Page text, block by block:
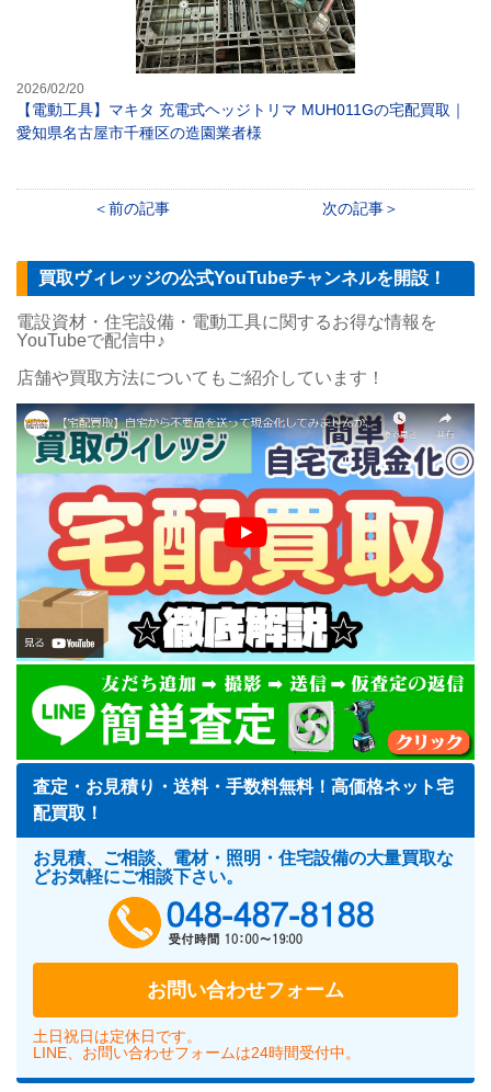
2026/02/20
【電動工具】マキタ 充電式ヘッジトリマ MUH011Gの宅配買取｜
愛知県名古屋市千種区の造園業者様
前の記事 次の記事
買取ヴィレッジの公式YouTubeチャンネルを開設！
電設資材・住宅設備・電動工具に関するお得な情報を
YouTubeで配信中♪
店舗や買取方法についてもご紹介しています！
査定・お見積り・送料・手数料無料！高価格ネット宅
配買取！
お見積、ご相談、電材・照明・住宅設備の大量買取な
どお気軽にご相談下さい。
お問い合わせフォーム
土日祝日は定休日です。
LINE、お問い合わせフォームは24時間受付中。